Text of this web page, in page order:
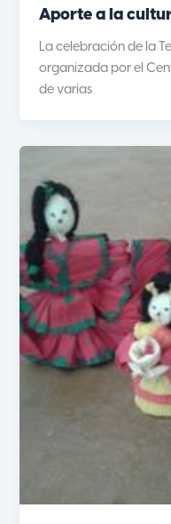
Aporte a la
La celebración de la
organizada por el
de varias